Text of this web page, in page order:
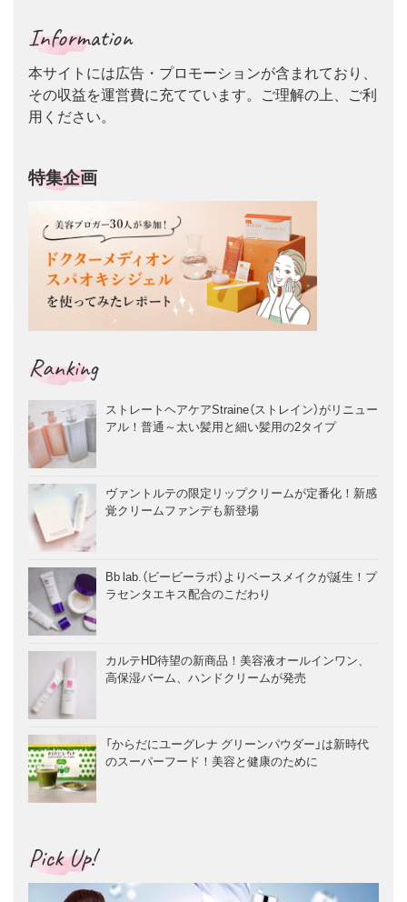
Information
本サイトには広告・プロモーションが含まれており、
その収益を運営費に充てています。ご理解の上、ご利
用ください。
特集企画
Ranking
ストレートヘアケアStraine（ストレイン）がリニュー
アル！普通～太い髪用と細い髪用の2タイプ
ヴァントルテの限定リップクリームが定番化！新感
覚クリームファンデも新登場
Bb lab.（ビービーラボ）よりベースメイクが誕生！プ
ラセンタエキス配合のこだわり
カルテHD待望の新商品！美容液オールインワン、
高保湿バーム、ハンドクリームが発売
「からだにユーグレナ グリーンパウダー」は新時代
のスーパーフード！美容と健康のために
Pick Up!